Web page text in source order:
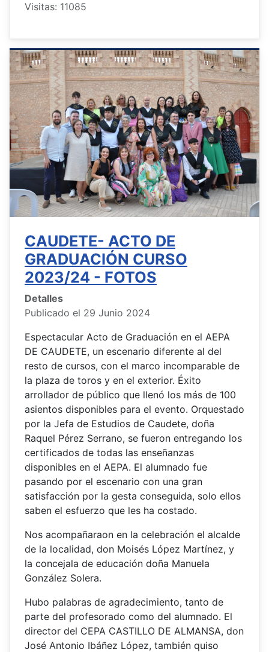
Visitas: 11085
CAUDETE- ACTO DE
GRADUACIÓN CURSO
2023/24 - FOTOS
Detalles
Publicado el 29 Junio 2024
Espectacular Acto de Graduación en el AEPA
DE CAUDETE, un escenario diferente al del
resto de cursos, con el marco incomparable de
la plaza de toros y en el exterior. Éxito
arrollador de público que llenó los más de 100
asientos disponibles para el evento. Orquestado
por la Jefa de Estudios de Caudete, doña
Raquel Pérez Serrano, se fueron entregando los
certificados de todas las enseñanzas
disponibles en el AEPA. El alumnado fue
pasando por el escenario con una gran
satisfacción por la gesta conseguida, solo ellos
saben el esfuerzo que les ha costado.
Nos acompañaraon en la celebración el alcalde
de la localidad, don Moisés López Martínez, y
la concejala de educación doña Manuela
González Solera.
Hubo palabras de agradecimiento, tanto de
parte del profesorado como del alumnado. El
director del CEPA CASTILLO DE ALMANSA, don
José Antonio Ibáñez López, también quiso